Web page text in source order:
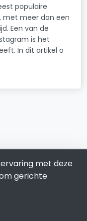
populaire
met meer dan een
Een van de
is het
In dit artikel o
met deze
gerichte